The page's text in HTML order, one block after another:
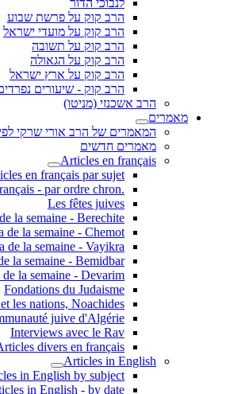
לנבוכי הדור
הרב קוק על פרשת שבוע
הרב קוק על מועדי ישראל
הרב קוק על תשובה
הרב קוק על הגאולה
הרב קוק על ארץ ישראל
הרב קוק - שיעורים
הרב אשכנזי (מניטו)
מאמרים
המאמרים של הרב אורי שרקי
מאמרים חדשים
Articles en français
en français par sujet
.Articles en français - par ordre chron
Les fêtes juives
la semaine - Berechite
de la semaine - Chemot
de la semaine - Vayikra
la semaine - Bemidbar
de la semaine - Devarim
Fondations du Judaisme
les nations, Noachides
juive d'Algérie
Interviews avec le Rav
divers en français
Articles in English
in English by subject
in English - by date